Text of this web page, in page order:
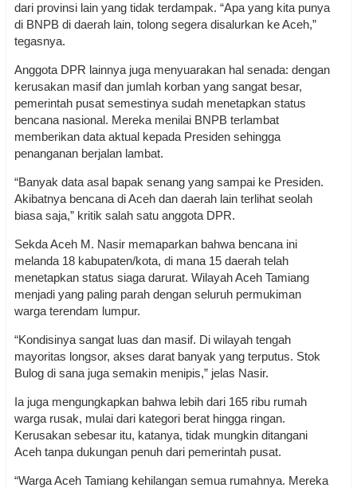
dari provinsi lain yang tidak terdampak. “Apa yang kita punya
di BNPB di daerah lain, tolong segera disalurkan ke Aceh,”
tegasnya.
Anggota DPR lainnya juga menyuarakan hal senada: dengan
kerusakan masif dan jumlah korban yang sangat besar,
pemerintah pusat semestinya sudah menetapkan status
bencana nasional. Mereka menilai BNPB terlambat
memberikan data aktual kepada Presiden sehingga
penanganan berjalan lambat.
“Banyak data asal bapak senang yang sampai ke Presiden.
Akibatnya bencana di Aceh dan daerah lain terlihat seolah
biasa saja,” kritik salah satu anggota DPR.
Sekda Aceh M. Nasir memaparkan bahwa bencana ini
melanda 18 kabupaten/kota, di mana 15 daerah telah
menetapkan status siaga darurat. Wilayah Aceh Tamiang
menjadi yang paling parah dengan seluruh permukiman
warga terendam lumpur.
“Kondisinya sangat luas dan masif. Di wilayah tengah
mayoritas longsor, akses darat banyak yang terputus. Stok
Bulog di sana juga semakin menipis,” jelas Nasir.
Ia juga mengungkapkan bahwa lebih dari 165 ribu rumah
warga rusak, mulai dari kategori berat hingga ringan.
Kerusakan sebesar itu, katanya, tidak mungkin ditangani
Aceh tanpa dukungan penuh dari pemerintah pusat.
“Warga Aceh Tamiang kehilangan semua rumahnya. Mereka